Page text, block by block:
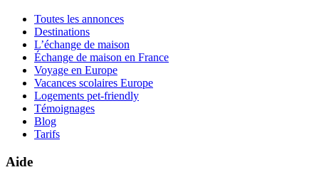
Toutes les annonces
Destinations
L’échange de maison
Échange de maison en France
Voyage en Europe
Vacances scolaires Europe
Logements pet-friendly
Témoignages
Blog
Tarifs
Aide